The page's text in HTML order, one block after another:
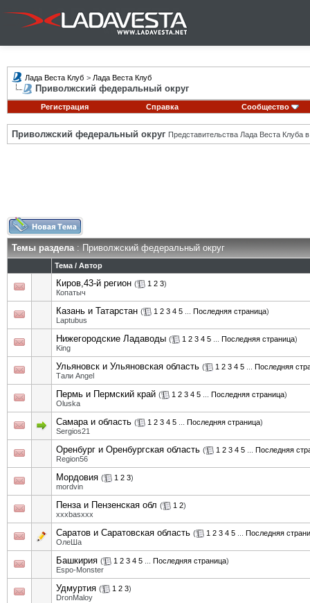
Лада Веста Клуб > Лада Веста Клуб
Приволжский федеральный округ
Регистрация Справка Сообщество
Приволжский федеральный округ Представительства Лада Веста Клуба
Темы раздела: Приволжский федеральный округ
Тема / Автор
Киров,43-й регион ( 1 2 3)
Копатыч
Казань и Татарстан ( 1 2 3 4 5 Последняя страница)
Laptubus
Нижегородские Ладаводы ( 1 2 3 4 5 Последняя страница)
King
Ульяновск и Ульяновская область ( 1 2 3 4 5
Последняя
Тали Angel
Пермь и Пермский край ( 1 2 3 4 5 Последняя страница)
Oluska
Самара и область ( 1 2 3 4 5 Последняя страница)
Sergios21
Оренбург и Оренбургская область ( 1 2 3 4 5
Последняя
Region56
Мордовия ( 1 2 3)
mordvin
Пенза и Пензенская обл ( 1 2)
xxxbasxxx
Саратов и Саратовская область ( 1 2 3 4 5
Последняя
ОлеШа
Башкирия ( 1 2 3 4 5 Последняя страница)
Espo-Monster
Удмуртия ( 1 2 3)
DronMaloy